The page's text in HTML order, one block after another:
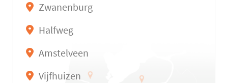
Zwanenburg
Halfweg
Amstelveen
Vijfhuizen